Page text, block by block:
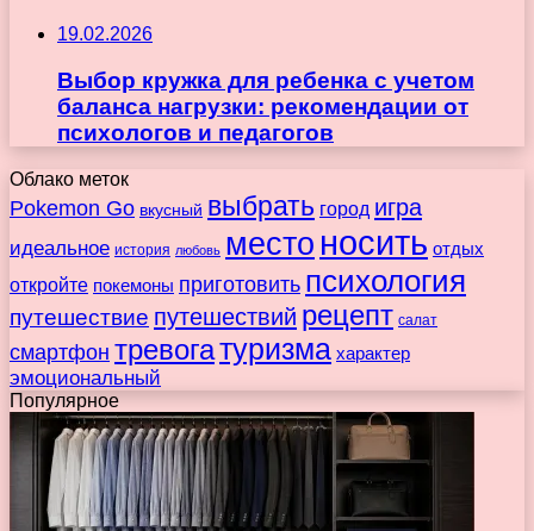
19.02.2026
Выбор кружка для ребенка с учетом
баланса нагрузки: рекомендации от
психологов и педагогов
Облако меток
Pokemon Go вкусный выбрать город игра
идеальное история любовь место носить отдых
откройте покемоны приготовить психология
путешествие путешествий рецепт салат
смартфон тревогатуризма характер
эмоциональный
Популярное